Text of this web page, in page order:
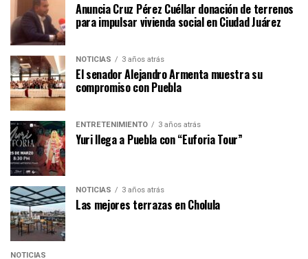
Anuncia Cruz Pérez Cuéllar donación de terrenos
para impulsar vivienda social en Ciudad Juárez
NOTICIAS 3 años atrás
El senador Alejandro Armenta muestra su
compromiso con Puebla
ENTRETENIMIENTO 3 años atrás
Yuri llega a Puebla con “Euforia Tour”
NOTICIAS 3 años atrás
Las mejores terrazas en Cholula
NOTICIAS